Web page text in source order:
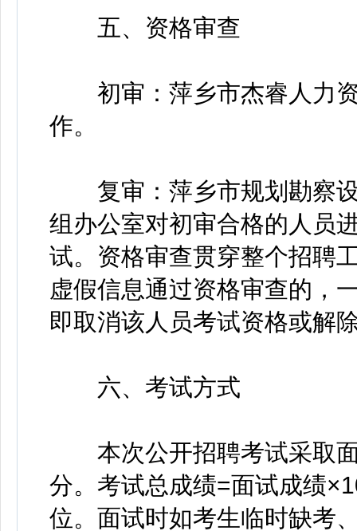
五、资格审查
初审：萍乡市杰睿人力资
作。
复审：萍乡市规划勘察设
组办公室对初审合格的人员
试。资格审查贯穿整个招聘
虚假信息通过资格审查的，
即取消该人员考试资格或解
六、考试方式
本次公开招聘考试采取面
分。考试总成绩=面试成绩
位。面试时如考生临时缺考